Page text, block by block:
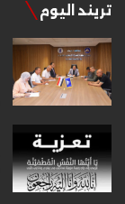
تريند اليوم